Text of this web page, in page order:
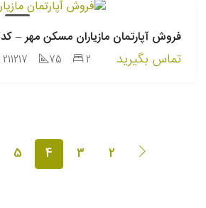
فروش
فروش آپارتمان مازیاران مسکن مهر – کد211217
تماس بگیرید 2
75
211217
2
3
4
5